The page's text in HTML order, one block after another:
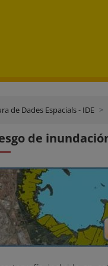
de Dades Espacials - IDE
de